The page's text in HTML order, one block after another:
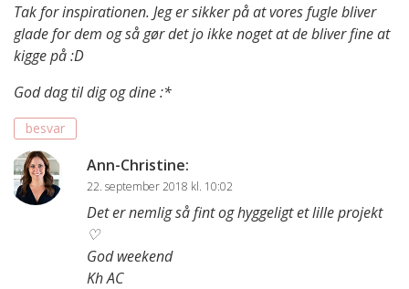
Tak for inspirationen. Jeg er sikker på at vores fugle bliver
glade for dem og så gør det jo ikke noget at de bliver fine at
kigge på :D
God dag til dig og dine :*
besvar
Ann-Christine:
22. september 2018 kl. 10:02
Det er nemlig så fint og hyggeligt et lille projekt
♡
God weekend
Kh AC